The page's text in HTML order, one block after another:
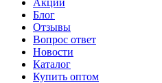
Блог
Отзывы
Вопрос ответ
Новости
Каталог
Купить оптом